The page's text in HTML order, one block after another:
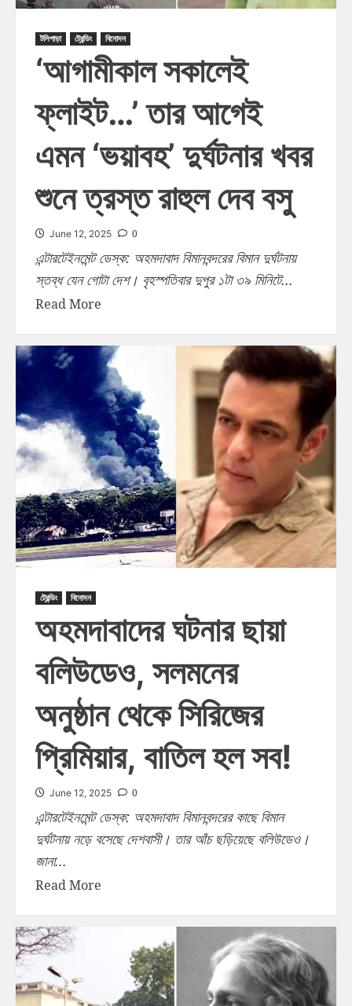
টলিপাড়া ট্রেন্ডিং বিনোদন
‘আগামীকাল সকালেই
ফ্লাইট…’ তার আগেই
এমন ‘ভয়াবহ’ দুর্ঘটনার খবর
শুনে ত্রস্ত রাহুল দেব বসু
June 12, 2025 0
এন্টারটেইনমেন্ট ডেস্ক: অহমদাবাদ বিমানবন্দরের বিমান দুর্ঘটনায়
স্তব্ধ যেন গোটা দেশ। বৃহস্পতিবার দুপুর ১টা ৩৯ মিনিটে...
Read More
ট্রেন্ডিং বিনোদন
অহমদাবাদের ঘটনার ছায়া
বলিউডেও, সলমনের
অনুষ্ঠান থেকে সিরিজের
প্রিমিয়ার, বাতিল হল সব!
June 12, 2025 0
এন্টারটেইনমেন্ট ডেস্ক: অহমদাবাদ বিমানবন্দরের কাছে বিমান
দুর্ঘটনায় নড়ে বসেছে দেশবাসী। তার আঁচ ছড়িয়েছে বলিউডেও।
জানা...
Read More